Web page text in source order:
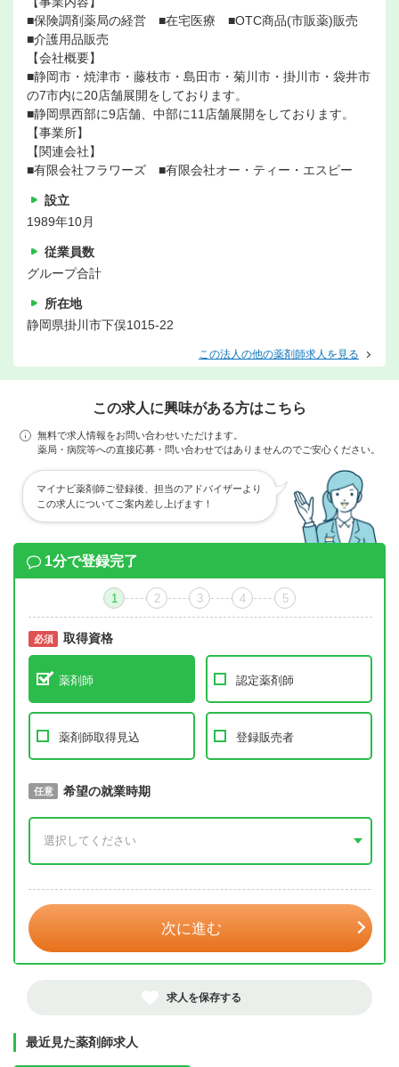
■保険調剤薬局の経営 ■在宅医療 ■OTC商品(市販薬)販売
■介護用品販売
【会社概要】
■静岡市・焼津市・藤枝市・島田市・菊川市・掛川市・袋井市
の7市内に20店舗展開をしております。
■静岡県西部に9店舗、中部に11店舗展開をしております。
【事業所】
【関連会社】
■有限会社フラワーズ ■有限会社オー・ティー・エスピー
設立
1989年10月
従業員数
グループ合計
所在地
静岡県掛川市下俣1015-22
この法人の他の薬剤師求人を見る
この求人に興味がある方はこちら
無料で求人情報をお問い合わせいただけます。
薬局・病院等への直接応募・問い合わせではありませんのでご安心ください。
マイナビ薬剤師ご登録後、担当のアドバイザーより
この求人についてご案内差し上げます！
1分で登録完了
1 2 3 4 5
必須 取得資格
薬剤師 認定薬剤師
薬剤師取得見込 登録販売者
必須 取得予定年
任意 希望の就業時期
次に進む
求人を保存する
最近見た薬剤師求人